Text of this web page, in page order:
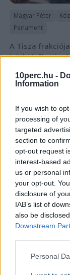
10perc.hu -
Information
If you wish to
processing of
targeted
section to
opt-out request
interest-based
us or personal
your opt-out.
disclosure of
IAB’s list of
also be
Downstream
Personal
Magyar Péter
Parlament
A Tisza
jelöltjéről,
felkérést, a
le.Bővebben...
Orbán
gépen
Pálinkás Szilveszter
A Magyar
hatszor utazott
titkolt afrikai
BELFÖLD 2026.
„A nép